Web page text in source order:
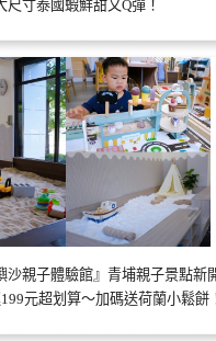
寸泰國蝦鮮甜又Q彈！
沙親子體驗館』青埔親子景點新
元超划算～加碼送荷蘭小鬆餅